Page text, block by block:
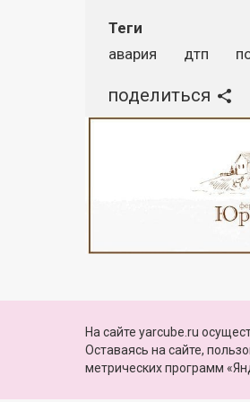
Теги
авария
дтп
поделиться
© 2010—2026, Яркуб
Свидетельство о регистрации СМИ:
Эл №ФС77-60775 от 25 февраля 2015
выдано Роскомнадзором
На сайте yarcube.ru
Оставаясь на сайте,
метрических программ